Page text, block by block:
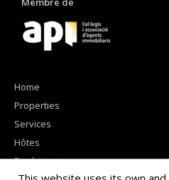
Home
Properties
Services
Hôtes
Expériences